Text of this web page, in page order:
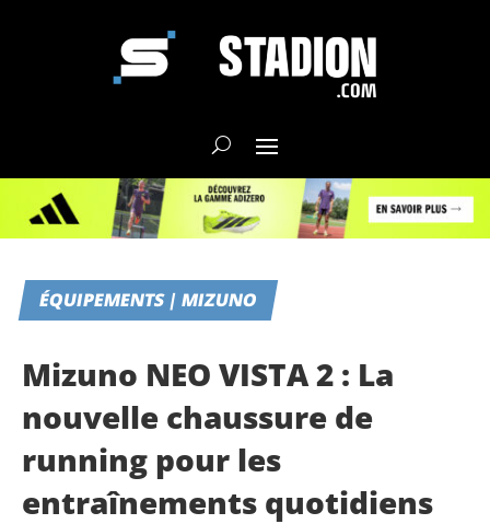
ÉQUIPEMENTS | MIZUNO
Mizuno NEO VISTA 2 : La
nouvelle chaussure de
running pour les
entraînements quotidiens